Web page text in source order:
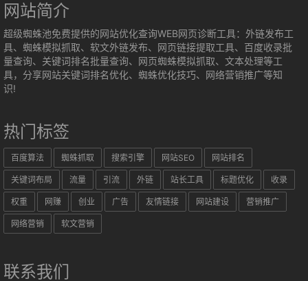
网站简介
超级蜘蛛池免费提供的网站优化查询WEB网页诊断工具：外链发布工
具、蜘蛛模拟抓取、软文外链发布、网页链接提取工具、百度收录批
量查询、关键词排名批量查询、网页蜘蛛模拟抓取、文本处理等工
具，分享网站关键词排名优化、蜘蛛优化技巧、网络营销推广等知
识!
热门标签
百度算法 蜘蛛抓取 搜索引擎 网站SEO 网站排名
关键词布局 流量 引流 外链 站长工具 标题优化 收录
权重 网赚 创业 广告 友情链接 网站建设 营销推广
网络营销 软文营销
联系我们